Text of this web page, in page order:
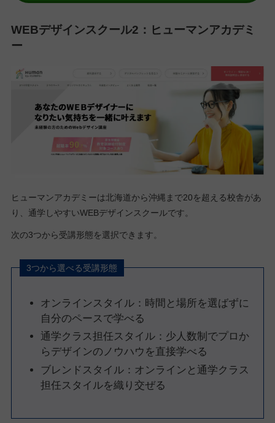
WEBデザインスクール2：ヒューマンアカデミ
ー
ヒューマンアカデミーは北海道から沖縄まで20を超える校舎があ
り、通学しやすいWEBデザインスクールです。
次の3つから受講形態を選択できます。
3つから選べる受講形態
オンラインスタイル：時間と場所を選ばずに
自分のペースで学べる
通学クラス担任スタイル：少人数制でプロか
らデザインのノウハウを直接学べる
ブレンドスタイル：オンラインと通学クラス
担任スタイルを織り交ぜる